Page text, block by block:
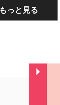
もっと見る